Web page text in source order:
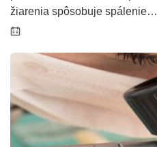
žiarenia spôsobuje spálenie…